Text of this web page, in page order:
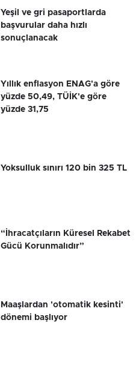
Yeşil ve gri pasaportlarda
başvurular daha hızlı
sonuçlanacak
Yıllık enflasyon ENAG'a göre
yüzde 50,49, TÜİK'e göre
yüzde 31,75
Yoksulluk sınırı 120 bin 325 TL
“İhracatçıların Küresel Rekabet
Gücü Korunmalıdır”
Maaşlardan 'otomatik kesinti'
dönemi başlıyor